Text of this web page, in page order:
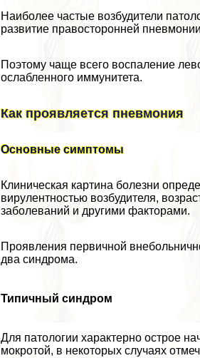
Наиболее частые возбудители
развитие правосторонней
Поэтому чаще всего воспаление
ослабленного иммунитета.
Как проявляется пневмония
Основные симптомы
Клиническая картина болезни
вирулентностью возбудителя,
заболеваний и другими факторами.
Проявления первичной
два синдрома.
Типичный синдром
Для патологии хаpaктерно острое
мокротой, в некоторых случаях